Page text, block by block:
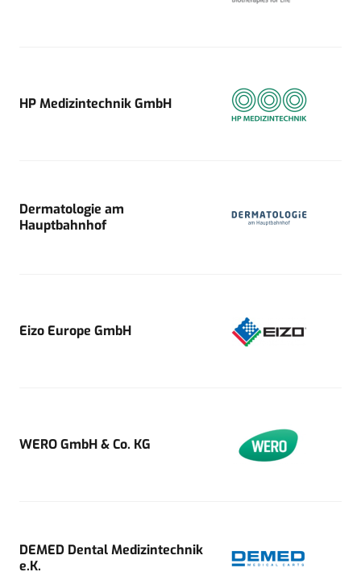
HP Medizintechnik GmbH
Dermatologie am
Hauptbahnhof
Eizo Europe GmbH
WERO GmbH & Co. KG
DEMED Dental Medizintechnik
e.K.